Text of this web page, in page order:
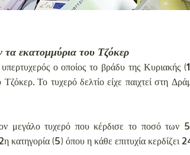
τα εκατομμύρια του Τζόκερ
ο οποίος το βράδυ της Κυριακής
Το τυχερό δελτίο είχε παιχτεί στη
μεγάλο τυχερό που κέρδισε το ποσό
κατηγορία (5) όπου η κάθε επιτυχία